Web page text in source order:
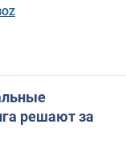
решают за